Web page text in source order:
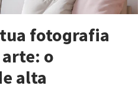
fotografia
o
alta